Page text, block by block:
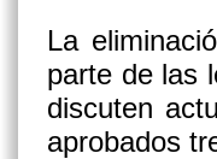
La
parte de las
discuten
aprobados